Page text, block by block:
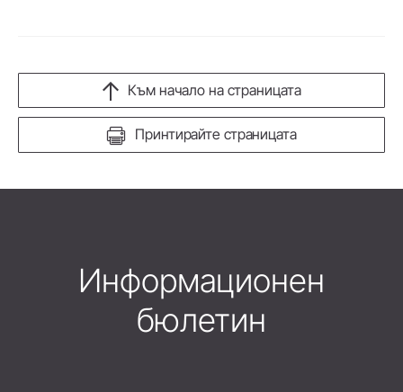
Принтирайте страницата
Към начало на страницата
Информационен
бюлетин